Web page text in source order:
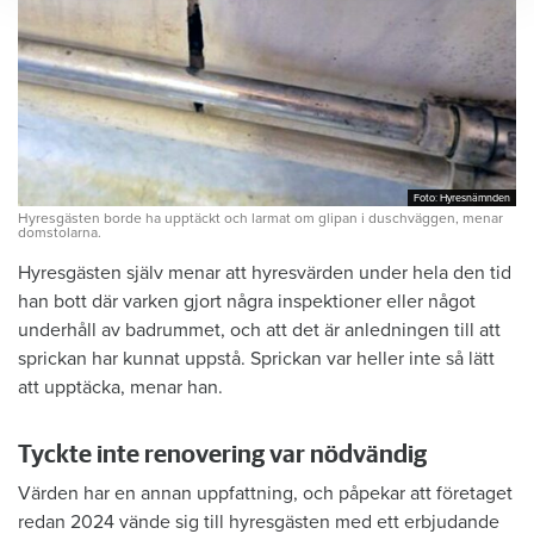
Foto: Hyresnämnden
Foto: Hyresnämnden
Hyresgästen borde ha upptäckt och larmat om glipan i duschväggen, menar
domstolarna.
Hyresgästen själv menar att hyresvärden under hela den tid
han bott där varken gjort några inspektioner eller något
underhåll av badrummet, och att det är anledningen till att
sprickan har kunnat uppstå. Sprickan var heller inte så lätt
att upptäcka, menar han.
Tyckte inte renovering var nödvändig
Värden har en annan uppfattning, och påpekar att företaget
redan 2024 vände sig till hyresgästen med ett erbjudande